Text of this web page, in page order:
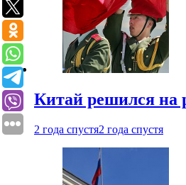
Китай решился на
2 года спустя2 года спустя